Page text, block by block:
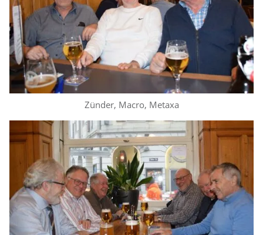
Zünder, Macro, Metaxa